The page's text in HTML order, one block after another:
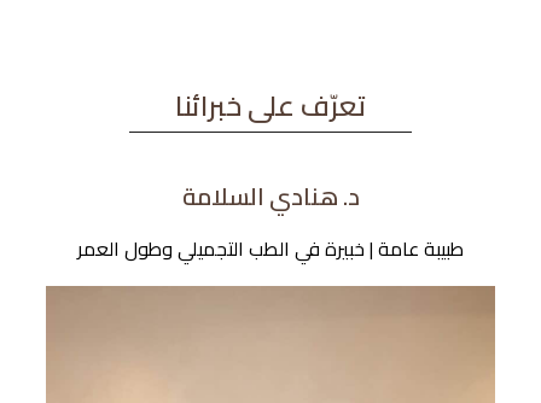
تعرّف على خبرائنا
د. هنادي السلامة
طبيبة عامة | خبيرة في الطب التجميلي وطول العمر